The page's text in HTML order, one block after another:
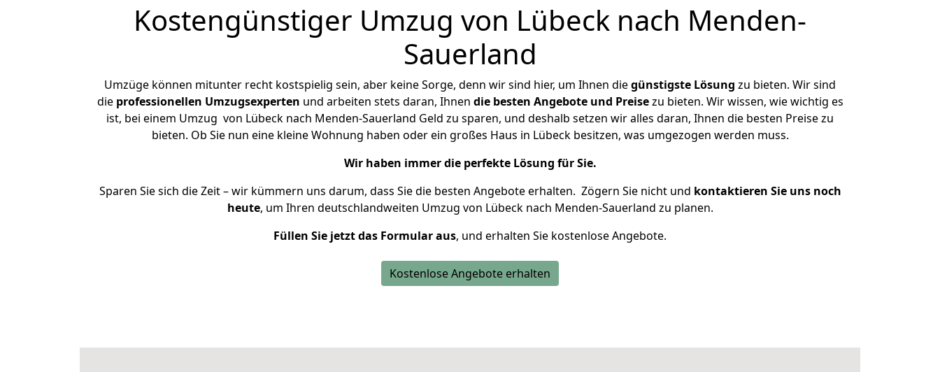
Kostengünstiger Umzug von Lübeck nach Menden-
Sauerland
Umzüge können mitunter recht kostspielig sein, aber keine Sorge, denn wir sind hier, um Ihnen diegünstigste Lösung zu bieten. Wir sind
die professionellen Umzugsexperten und arbeiten stets daran, Ihnen die besten Angebote und Preisezu bieten. Wir wissen, wie wichtig es
ist, bei einem Umzug von Lübeck nach Menden-Sauerland Geld zu sparen, und deshalb setzen wir alles daran, Ihnen die besten Preise zu
bieten. Ob Sie nun eine kleine Wohnung haben oder ein großes Haus in Lübeck besitzen, was umgezogen werden muss.
Wir haben immer die perfekte Lösung für Sie.
Sparen Sie sich die Zeit – wir kümmern uns darum, dass Sie die besten Angebote erhalten. Zögern Sie nicht und kontaktieren Sie uns noch
heute, um Ihren deutschlandweiten Umzug von Lübeck nach Menden-Sauerland zu planen.
Füllen Sie jetzt das Formular aus, und erhalten Sie kostenlose Angebote.
Kostenlose Angebote erhalten